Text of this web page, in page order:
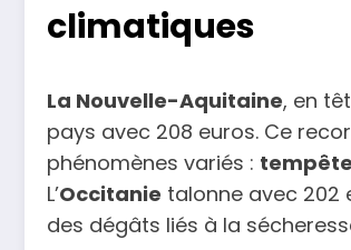
climatiques
La Nouvelle-Aquitaine, en
pays avec 208 euros. Ce
phénomènes variés :
L’Occitanie talonne avec 202
des dégâts liés à la